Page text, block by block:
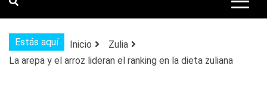
Estás aquí Inicio
Zulia
La arepa y el arroz lideran el ranking en la dieta zuliana